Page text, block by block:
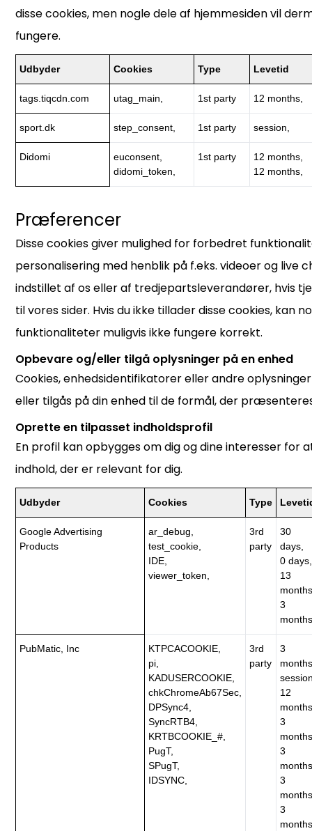
disse cookies, men nogle dele af hjemmesiden vil
fungere.
Udbyder Cookies Type Levetid
tags.tiqcdn.com utag_main, 1st party 12 months,
sport.dk step_consent, 1st party session,
Didomi
euconsent,
didomi_token,
1st party
12 months,
12 months,
Præferencer
Disse cookies giver mulighed for forbedret
personalisering med henblik på f.eks. videoer og live
indstillet af os eller af tredjepartsleverandører, hvis
til vores sider. Hvis du ikke tillader disse cookies, kan
funktionaliteter muligvis ikke fungere korrekt.
Opbevare og/eller tilgå oplysninger på en enhed
Cookies, enhedsidentifikatorer eller andre
eller tilgås på din enhed til de formål, der
Oprette en tilpasset indholdsprofil
En profil kan opbygges om dig og dine interesser for
indhold, der er relevant for dig.
Udbyder Cookies Type
Google Advertising
Products
ar_debug,
test_cookie,
IDE,
viewer_token,
3rd
party
30
days,
0 days,
13
3
PubMatic, Inc
KTPCACOOKIE,
pi,
KADUSERCOOKIE,
chkChromeAb67Sec,
DPSync4,
SyncRTB4,
KRTBCOOKIE_#,
PugT,
SPugT,
IDSYNC,
3rd
party
3
12
3
3
3
3